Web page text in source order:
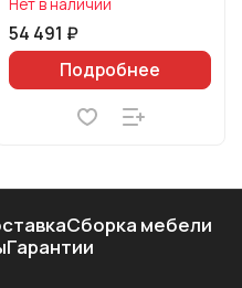
Нет в наличии
54 491 ₽
Подробнее
Сборка мебели
Гарантии